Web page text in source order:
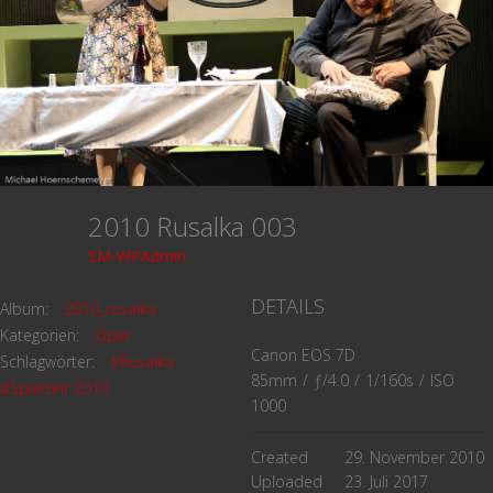
2010 Rusalka 003
SM-WPAdmin
Album:
2010_rusalka
Kategorien:
Oper
Schlagwörter:
#Rusalka
#Spielzeit 2010
DETAILS
Canon EOS 7D
85mm / ƒ/4.0 / 1/160s / ISO
1000
Created
29. November 2010
Uploaded
23. Juli 2017